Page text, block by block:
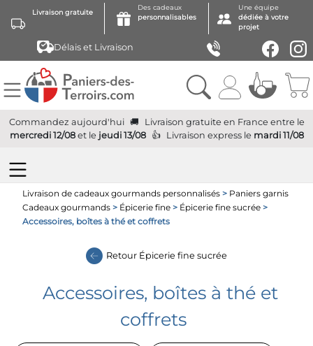
Livraison gratuite
Des cadeaux
personnalisables
Une équipe
dédiée à votre
projet
Délais et Livraison
Commandez aujourd'hui Livraison gratuite en France entre le
mercredi 12/08et le jeudi 13/08 Livraison expressle mardi 11/08
Livraison de cadeaux gourmands personnalisés > Paniers garnis
Cadeaux gourmands > Épicerie fine > Épicerie fine sucrée >
Accessoires, boîtes à thé et coffrets
Retour Épicerie fine sucrée
Accessoires, boîtes à thé et
coffrets